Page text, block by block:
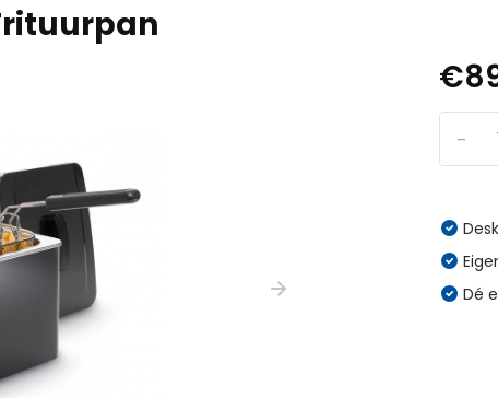
-
Dé